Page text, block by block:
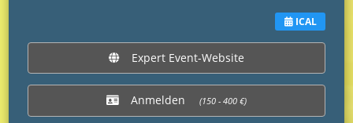
ICAL
Expert Event-Website
Anmelden (150 - 400 €)